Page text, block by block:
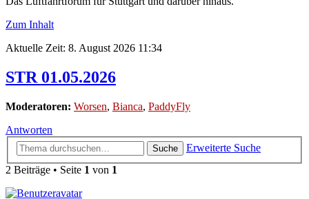
Zum Inhalt
Aktuelle Zeit: 8. August 2026 11:34
STR 01.05.2026
Moderatoren: Worsen, Bianca, PaddyFly
Antworten
Suche
Erweiterte Suche
2 Beiträge • Seite 1 von 1